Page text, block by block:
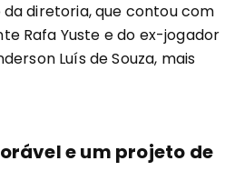
diretoria, que contou com
Rafa Yuste e do ex-jogador
Luís de Souza, mais
e um projeto de